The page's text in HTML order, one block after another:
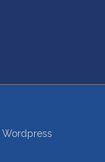
Wordpress